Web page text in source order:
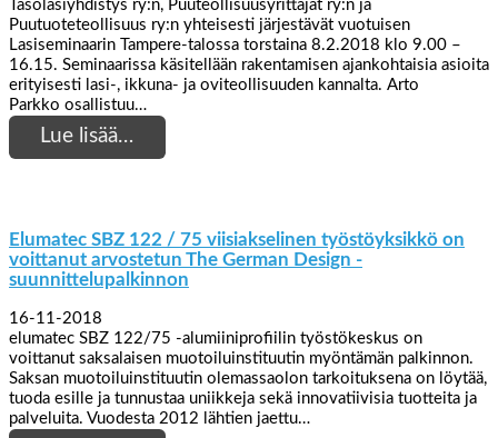
Tasolasiyhdistys ry:n, Puuteollisuusyrittäjät ry:n ja
Puutuoteteollisuus ry:n yhteisesti järjestävät vuotuisen
Lasiseminaarin Tampere-talossa torstaina 8.2.2018 klo 9.00 –
16.15. Seminaarissa käsitellään rakentamisen ajankohtaisia asioita
erityisesti lasi-, ikkuna- ja oviteollisuuden kannalta. Arto
Parkko osallistuu…
Lue lisää…
Elumatec SBZ 122 / 75 viisiakselinen työstöyksikkö on
voittanut arvostetun The German Design -
suunnittelupalkinnon
16-11-2018
elumatec SBZ 122/75 -alumiiniprofiilin työstökeskus on
voittanut saksalaisen muotoiluinstituutin myöntämän palkinnon.
Saksan muotoiluinstituutin olemassaolon tarkoituksena on löytää,
tuoda esille ja tunnustaa uniikkeja sekä innovatiivisia tuotteita ja
palveluita. Vuodesta 2012 lähtien jaettu…